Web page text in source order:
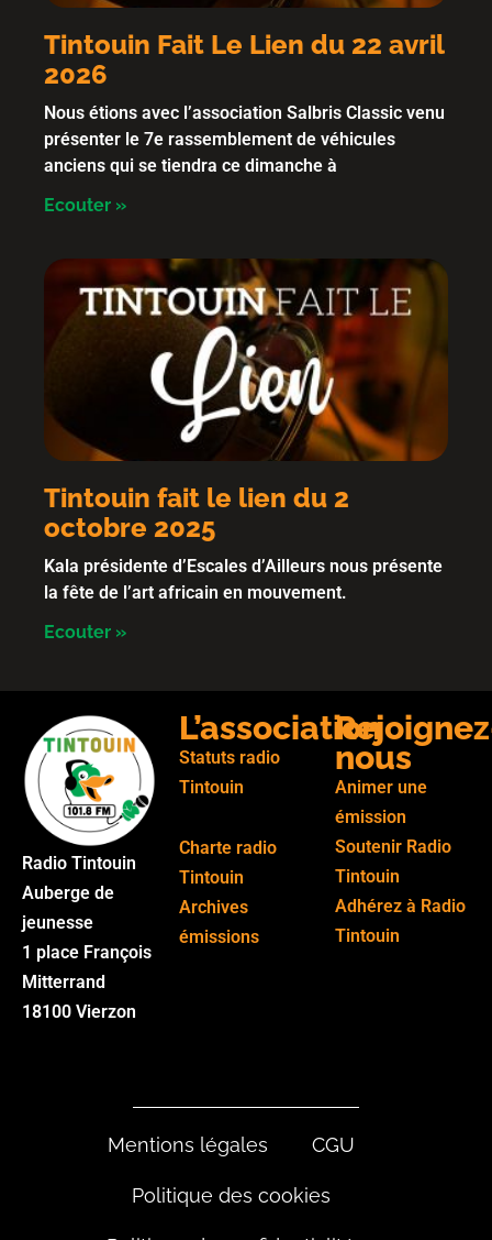
Tintouin Fait Le Lien du 22 avril
2026
Nous étions avec l’association Salbris Classic venu
présenter le 7e rassemblement de véhicules
anciens qui se tiendra ce dimanche à
Ecouter »
Tintouin fait le lien du 2
octobre 2025
Kala présidente d’Escales d’Ailleurs nous présente
la fête de l’art africain en mouvement.
Ecouter »
Radio Tintouin
Auberge de
jeunesse
1 place François
Mitterrand
18100 Vierzon
L’association
Statuts radio
Tintouin
Charte radio
Tintouin
Archives
émissions
nous
Animer une
émission
Soutenir Radio
Tintouin
Adhérez à Radio
Tintouin
Mentions légales CGU
Politique des cookies